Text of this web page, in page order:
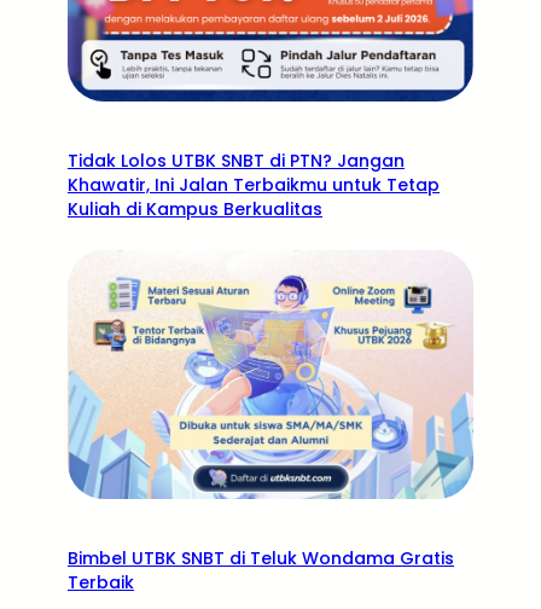
Tidak Lolos UTBK SNBT di PTN? Jangan
Khawatir, Ini Jalan Terbaikmu untuk Tetap
Kuliah di Kampus Berkualitas
Bimbel UTBK SNBT di Teluk Wondama Gratis
Terbaik